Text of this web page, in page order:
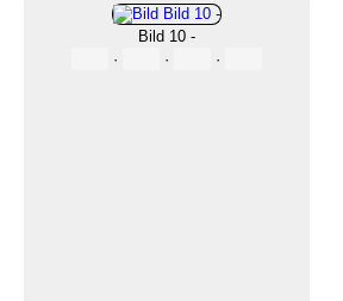
Bild 10 -
·
· ·